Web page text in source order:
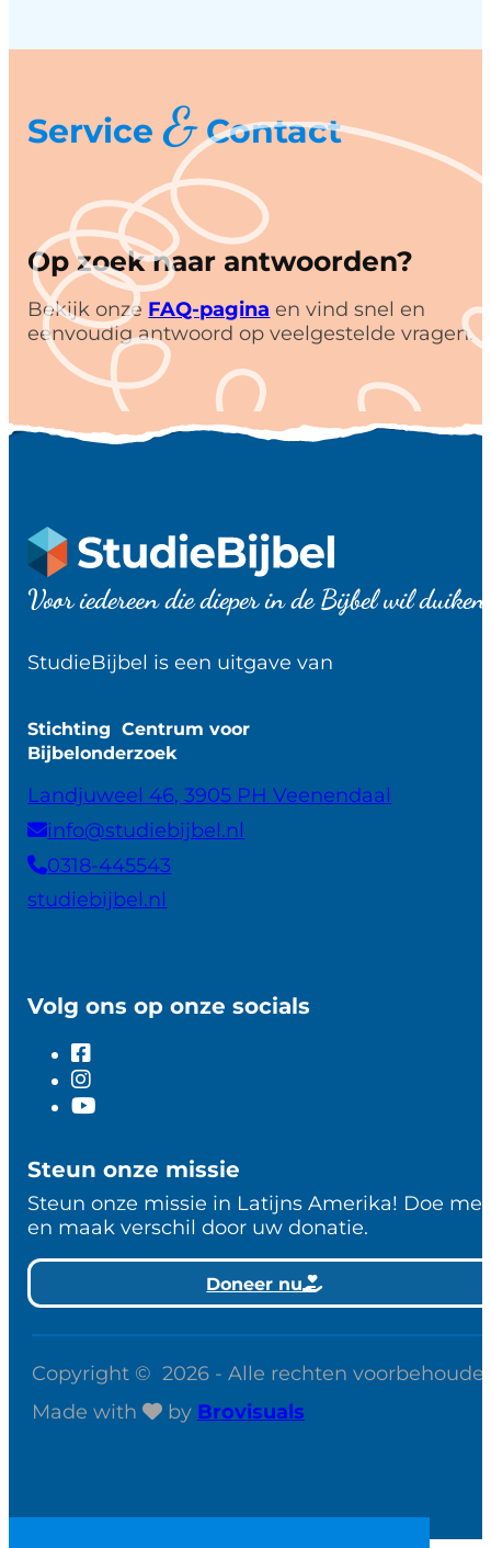
Service&Contact
Op zoek naar antwoorden?
Bekijk onze FAQ-pagina en vind snel en
eenvoudig antwoord op veelgestelde vragen.
Voor iedereen die dieper in de Bijbel wil
StudieBijbel is een uitgave van
Stichting Centrum voor
Bijbelonderzoek
Landjuweel 46, 3905 PH Veenendaal
info@studiebijbel.nl
0318-445543
studiebijbel.nl
Volg ons op onze socials
Steun onze missie
Steun onze missie in Latijns Amerika! Doe
en maak verschil door uw donatie.
Doneer nu
Copyright © 2026 - Alle rechten
Made with
by Brovisuals